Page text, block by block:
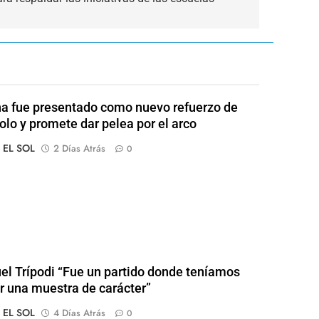
fue presentado como nuevo refuerzo de
y promete dar pelea por el arco
SOL
2 Días Atrás 0
Trípodi “Fue un partido donde teníamos
una muestra de carácter”
SOL
4 Días Atrás 0